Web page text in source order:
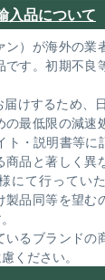
入品について
）が海外の業
です。初期不良
けするため、
最低限の減速
ト・説明書等
品と著しく異
にて行ってい
品同等を望む
るブランドの
ください。